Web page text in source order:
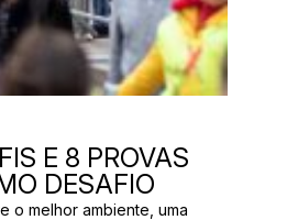
E 8 PROVAS
DESAFIO
o melhor ambiente, uma